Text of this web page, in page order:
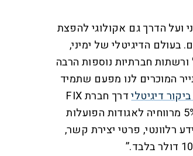
ועל הדרך גם אקולוגי להפצת
הדיגיטלי של ימיני,
חברתיות נוספות הרבה
המוכרים לנו מפעם שתמיד
דיגיטלי
דרך חברת FIX
CARD, מדובר בחברה בינלאומית אשר תורמת 5% מרווחיה לאגודות הפועלות
רלוונטי, פרטי יצירת קשר,